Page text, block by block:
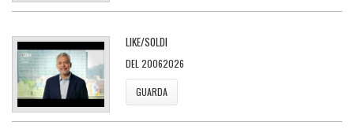
LIKE/SOLDI
DEL 20062026
GUARDA